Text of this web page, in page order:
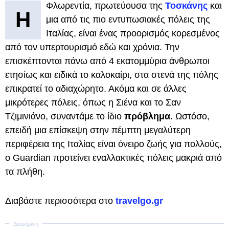
Η
Φλωρεντία, πρωτεύουσα της Τοσκάνης και
μια από τις πιο εντυπωσιακές πόλεις της
Ιταλίας, είναι ένας προορισμός κορεσμένος
από τον υπερτουρισμό εδώ και χρόνια. Την
επισκέπτονται πάνω από 4 εκατομμύρια άνθρωποι
ετησίως και ειδικά το καλοκαίρι, στα στενά της πόλης
επικρατεί το αδιαχώρητο. Ακόμα και σε άλλες
μικρότερες πόλεις, όπως η Σιένα και το Σαν
Τζιμινιάνο, συναντάμε το ίδιο πρόβλημα. Ωστόσο,
επειδή μια επίσκεψη στην πέμπτη μεγαλύτερη
περιφέρεια της Ιταλίας είναι όνειρο ζωής για πολλούς,
ο Guardian προτείνει εναλλακτικές πόλεις μακριά από
τα πλήθη.
Διαβάστε περισσότερα στο travelgo.gr